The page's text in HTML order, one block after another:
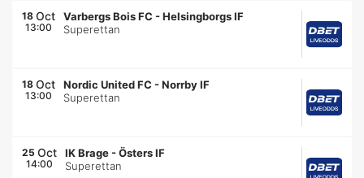
18 Oct
13:00
Varbergs Bois FC -Helsingborgs IF
Superettan
18 Oct
13:00
Nordic United FC -Norrby IF
Superettan
25 Oct
14:00
IK Brage -Östers IF
Superettan